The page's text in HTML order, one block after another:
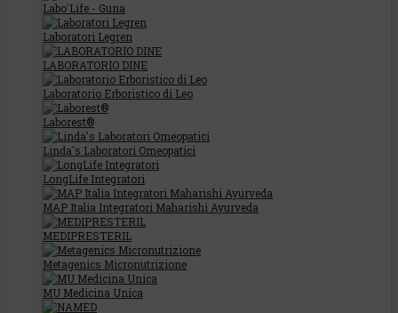
Labo'Life - Guna
Laboratori Legren
LABORATORIO DINE
Laboratorio Erboristico di Leo
Laborest®
Linda's Laboratori Omeopatici
LongLife Integratori
MAP Italia Integratori Maharishi Ayurveda
MEDIPRESTERIL
Metagenics Micronutrizione
MU Medicina Unica